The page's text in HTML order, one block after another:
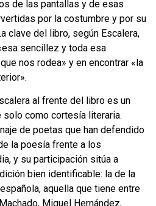
de las pantallas y de esas
por la costumbre y por su
clave del libro, según Escalera,
sencillez y toda esa
nos rodea» y en encontrar «la
al frente del libro es un
como cortesía literaria.
de poetas que han defendido
la poesía frente a los
y su participación sitúa a
bien identificable: la de la
aquella que tiene entre
Miguel Hernández,